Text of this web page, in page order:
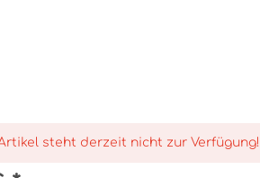
steht derzeit nicht zur Verfügung!